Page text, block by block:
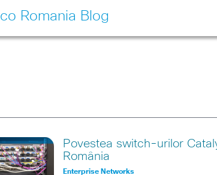
Romania Blog
Povestea switch-urilor
România
Enterprise Networks